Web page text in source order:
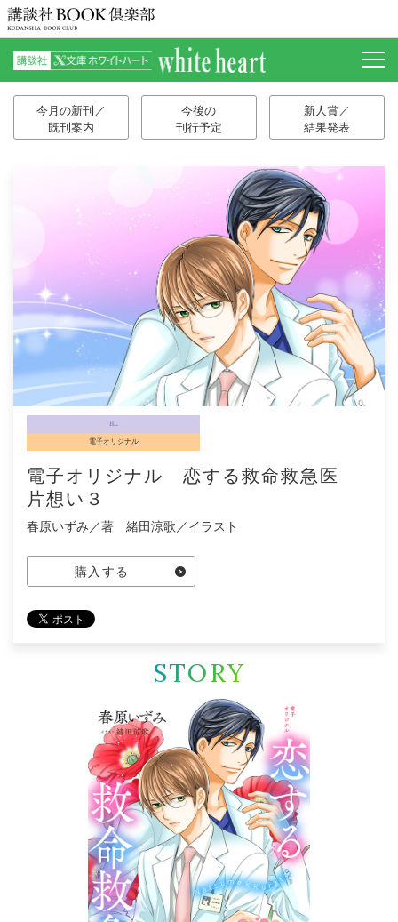
今月の新刊／
既刊案内
今後の
刊行予定
新人賞／
結果発表
BL
電子オリジナル
電子オリジナル 恋する救命救急医
片想い３
春原いずみ／著 緒田涼歌／イラスト
購入する
STORY